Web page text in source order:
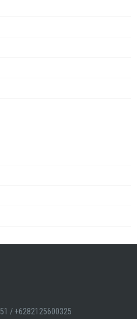
/ +6282125600325